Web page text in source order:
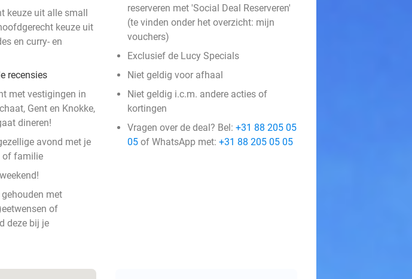
keuze uit alle small
keuze uit
en curry- en
recensies
met vestigingen in
Gent en Knokke,
dineren!
avond met je
of familie
met
of
deze bij je
reserveren met 'Social Deal Reserveren'
(te vinden onder het overzicht: mijn
vouchers)
Exclusief de Lucy Specials
Niet geldig voor afhaal
Niet geldig i.c.m. andere acties of
kortingen
Vragen over de deal? Bel: +31 88 205 05
05 of WhatsApp met: +31 88 205 05 05